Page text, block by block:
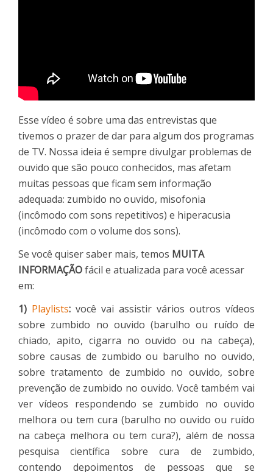
Esse vídeo é sobre uma das entrevistas que
tivemos o prazer de dar para algum dos programas
de TV. Nossa ideia é sempre divulgar problemas de
ouvido que são pouco conhecidos, mas afetam
muitas pessoas que ficam sem informação
adequada: zumbido no ouvido, misofonia
(incômodo com sons repetitivos) e hiperacusia
(incômodo com o volume dos sons).
Se você quiser saber mais, temos MUITA
INFORMAÇÃOfácil e atualizada para você acessar
em:
1) Playlists: você vai assistir vários outros vídeos
sobre zumbido no ouvido (barulho ou ruído de
chiado, apito, cigarra no ouvido ou na cabeça),
sobre causas de zumbido ou barulho no ouvido,
sobre tratamento de zumbido no ouvido, sobre
prevenção de zumbido no ouvido. Você também vai
ver vídeos respondendo se zumbido no ouvido
melhora ou tem cura (barulho no ouvido ou ruído
na cabeça melhora ou tem cura?), além de nossa
pesquisa científica sobre cura de zumbido,
contendo depoimentos de pessoas que se